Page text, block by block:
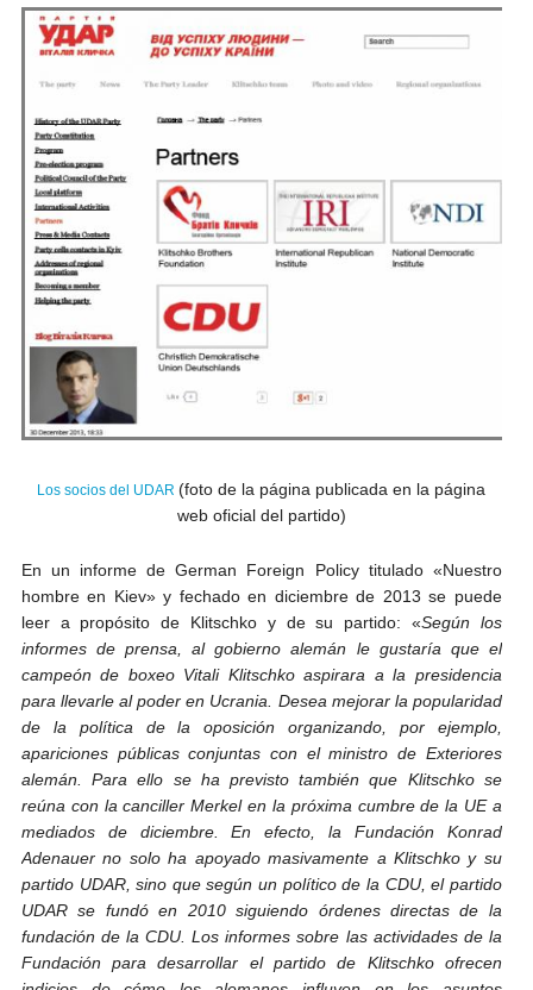
Los socios del UDAR(foto de la página publicada en la página
web oficial del partido)
En un informe de German Foreign Policy titulado «Nuestro
hombre en Kiev» y fechado en diciembre de 2013 se puede
leer a propósito de Klitschko y de su partido: «Según los
informes de prensa, al gobierno alemán le gustaría que el
campeón de boxeo Vitali Klitschko aspirara a la presidencia
para llevarle al poder en Ucrania. Desea mejorar la popularidad
de la política de la oposición organizando, por ejemplo,
apariciones públicas conjuntas con el ministro de Exteriores
alemán. Para ello se ha previsto también que Klitschko se
reúna con la canciller Merkel en la próxima cumbre de la UE a
mediados de diciembre. En efecto, la Fundación Konrad
Adenauer no solo ha apoyado masivamente a Klitschko y su
partido UDAR, sino que según un político de la CDU, el partido
UDAR se fundó en 2010 siguiendo órdenes directas de la
fundación de la CDU. Los informes sobre las actividades de la
Fundación para desarrollar el partido de Klitschko ofrecen